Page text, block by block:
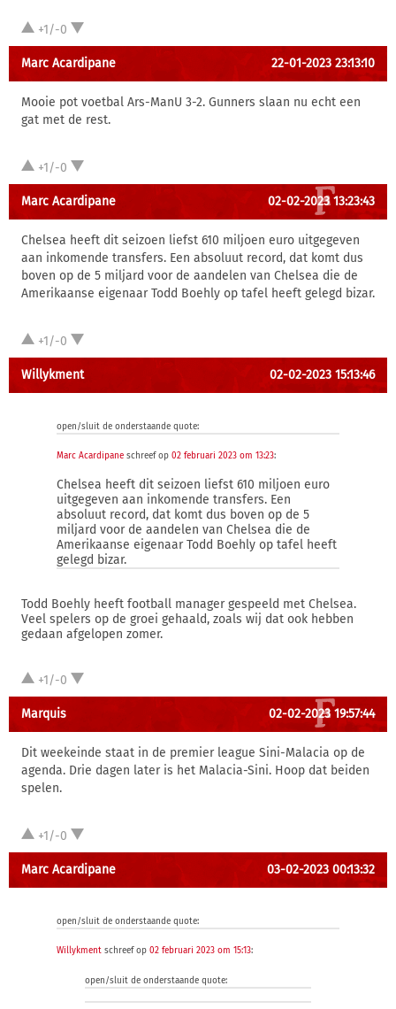
+1/-0
Marc Acardipane 22-01-2023 23:13:10
Mooie pot voetbal Ars-ManU 3-2. Gunners slaan nu echt een
gat met de rest.
+1/-0
Marc Acardipane 02-02-2023 13:23:43
Chelsea heeft dit seizoen liefst 610 miljoen euro uitgegeven
aan inkomende transfers. Een absoluut record, dat komt dus
boven op de 5 miljard voor de aandelen van Chelsea die de
Amerikaanse eigenaar Todd Boehly op tafel heeft gelegd bizar.
+1/-0
Willykment 02-02-2023 15:13:46
open/sluit de onderstaande quote:
Marc Acardipane schreef op 02 februari 2023 om 13:23:
Chelsea heeft dit seizoen liefst 610 miljoen euro
uitgegeven aan inkomende transfers. Een
absoluut record, dat komt dus boven op de 5
miljard voor de aandelen van Chelsea die de
Amerikaanse eigenaar Todd Boehly op tafel heeft
gelegd bizar.
Todd Boehly heeft football manager gespeeld met Chelsea.
Veel spelers op de groei gehaald, zoals wij dat ook hebben
gedaan afgelopen zomer.
+1/-0
Marquis 02-02-2023 19:57:44
Dit weekeinde staat in de premier league Sini-Malacia op de
agenda. Drie dagen later is het Malacia-Sini. Hoop dat beiden
spelen.
+1/-0
Marc Acardipane 03-02-2023 00:13:32
open/sluit de onderstaande quote:
Willykment schreef op 02 februari 2023 om 15:13:
open/sluit de onderstaande quote: